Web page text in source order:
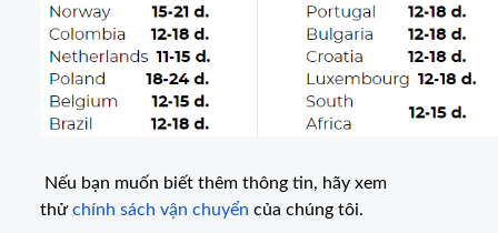
Nếu bạn muốn biết thêm thông tin, hãy xem
thửchính sách vận chuyển của chúng tôi.